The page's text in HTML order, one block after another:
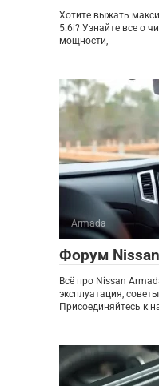
Хотите выжать
5.6i? Узнайте все о
мощности,
Armada
Форум
Всё про Nissan
эксплуатация,
Присоединяйтесь к